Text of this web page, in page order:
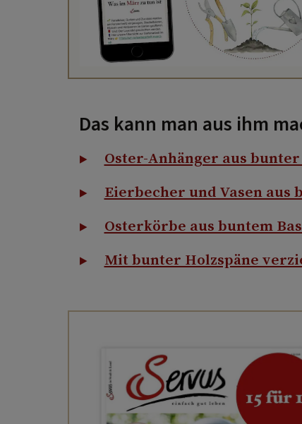
Das kann man aus ihm
Oster-Anhänger aus
Eierbecher und Vasen aus
Osterkörbe aus buntem
Mit bunter Holzspäne